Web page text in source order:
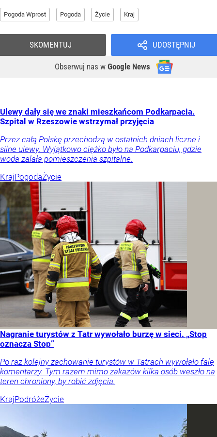
Pogoda Wprost Pogoda Życie Kraj
UDOSTĘPNIJ
Obserwuj nas w Google News
SKOMENTUJ
Ulewy dały się we znaki mieszkańcom Podkarpacia.
Szpital w Rzeszowie wstrzymał przyjęcia
Przez całą Polskę przechodzą w ostatnich dniach liczne i
silne ulewy. Wyjątkowo ciężko było na Podkarpaciu, gdzie
woda zalała pomieszczenia szpitalne.
KrajPogodaŻycie
Nagranie turystów z Tatr wywołało burzę w sieci. „Stop
oznacza Stop”
Po raz kolejny zachowanie turystów w Tatrach wywołało falę
komentarzy. Tym razem mimo zakazów kilka osób weszło na
teren chroniony, by robić zdjęcia.
KrajPodróżeŻycie